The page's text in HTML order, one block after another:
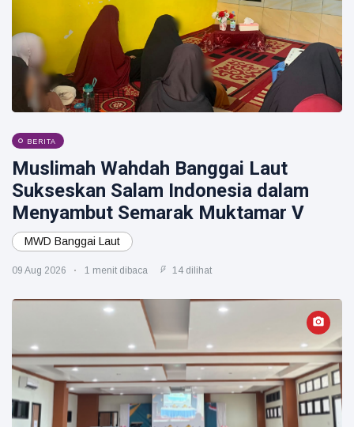
BERITA
Muslimah Wahdah Banggai Laut
Sukseskan Salam Indonesia dalam
Menyambut Semarak Muktamar V
MWD Banggai Laut
09 Aug 2026 1 menit dibaca 14 dilihat